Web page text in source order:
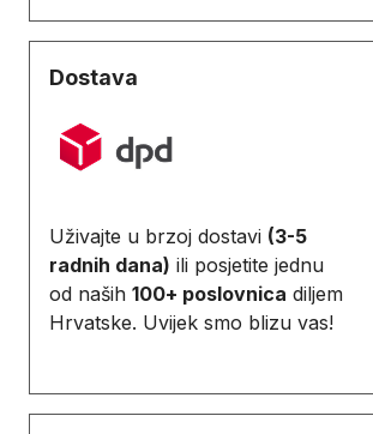
Dostava
Uživajte u brzoj dostavi (3-5
radnih dana) ili posjetite jednu
od naših 100+ poslovnica diljem
Hrvatske. Uvijek smo blizu vas!